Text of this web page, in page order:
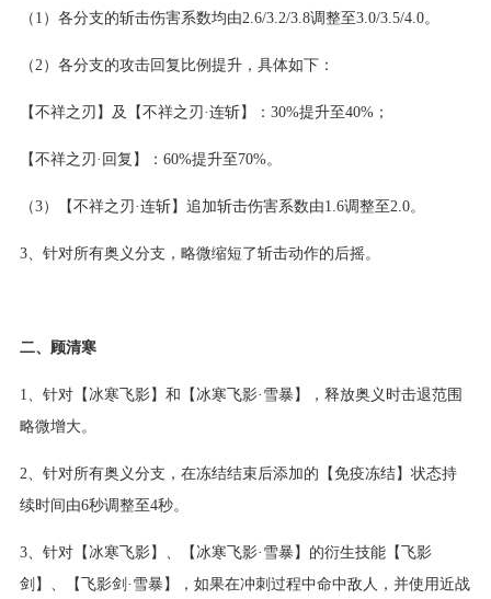
（1）各分支的斩击伤害系数均由2.6/3.2/3.8调整至3.0/3.5/4.0。
（2）各分支的攻击回复比例提升，具体如下：
【不祥之刃】及【不祥之刃·连斩】：30%提升至40%；
【不祥之刃·回复】：60%提升至70%。
（3）【不祥之刃·连斩】追加斩击伤害系数由1.6调整至2.0。
3、针对所有奥义分支，略微缩短了斩击动作的后摇。
二、顾清寒
1、针对【冰寒飞影】和【冰寒飞影·雪暴】，释放奥义时击退范围
略微增大。
2、针对所有奥义分支，在冻结结束后添加的【免疫冻结】状态持
续时间由6秒调整至4秒。
3、针对【冰寒飞影】、【冰寒飞影·雪暴】的衍生技能【飞影
剑】、【飞影剑·雪暴】，如果在冲刺过程中命中敌人，并使用近战